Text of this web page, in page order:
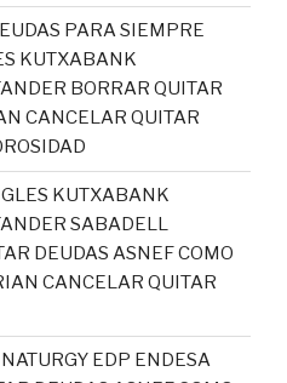
PARA SIEMPRE
KUTXABANK
BORRAR QUITAR
CANCELAR QUITAR
KUTXABANK
SABADELL
DEUDAS ASNEF COMO
CANCELAR QUITAR
EDP ENDESA